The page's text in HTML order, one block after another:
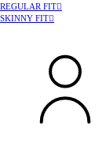
REGULAR FIT
SKINNY FIT